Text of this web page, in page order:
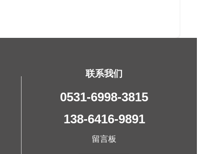
联系我们
0531-6998-3815
138-6416-9891
留言板